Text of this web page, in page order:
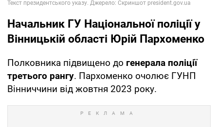
Начальник ГУ Національної поліції у
Вінницькій області Юрій Пархоменко
Полковника підвищено до генерала поліції
третього рангу. Пархоменко очолює ГУНП
Вінниччини від жовтня 2023 року.